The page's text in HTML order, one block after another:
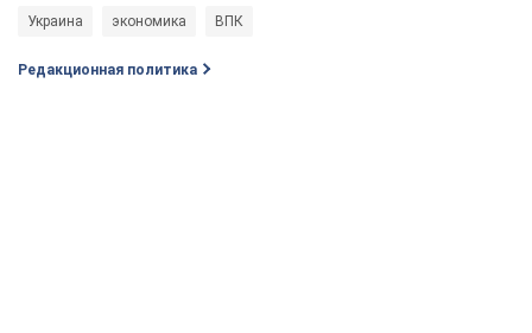
Украина экономика ВПК
Редакционная политика